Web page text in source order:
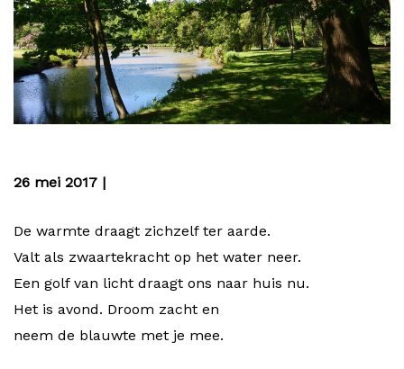
26 mei 2017 |
De warmte draagt zichzelf ter aarde.
Valt als zwaartekracht op het water neer.
Een golf van licht draagt ons naar huis nu.
Het is avond. Droom zacht en
neem de blauwte met je mee.